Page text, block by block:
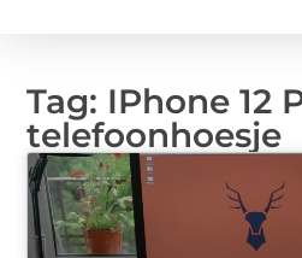
Tag: IPhone 12
telefoonhoesje